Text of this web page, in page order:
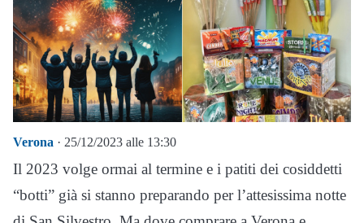
Verona · 25/12/2023 alle 13:30
Il 2023 volge ormai al termine e i patiti dei cosiddetti
“botti” già si stanno preparando per l’attesissima notte